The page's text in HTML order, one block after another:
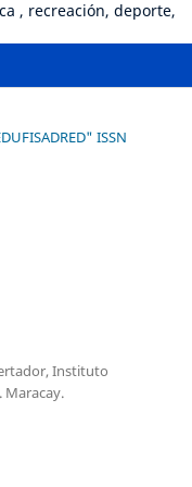
, recreación, deporte,
ISSN
Instituto
Maracay.